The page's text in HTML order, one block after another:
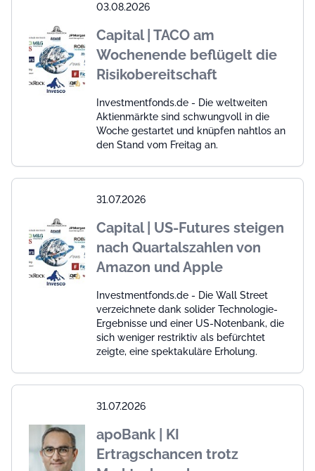
03.08.2026
Capital | TACO am
Wochenende beflügelt die
Risikobereitschaft
Investmentfonds.de - Die weltweiten
Aktienmärkte sind schwungvoll in die
Woche gestartet und knüpfen nahtlos an
den Stand vom Freitag an.
31.07.2026
Capital | US-Futures steigen
nach Quartalszahlen von
Amazon und Apple
Investmentfonds.de - Die Wall Street
verzeichnete dank solider Technologie-
Ergebnisse und einer US-Notenbank, die
sich weniger restriktiv als befürchtet
zeigte, eine spektakuläre Erholung.
31.07.2026
apoBank | KI
Ertragschancen trotz